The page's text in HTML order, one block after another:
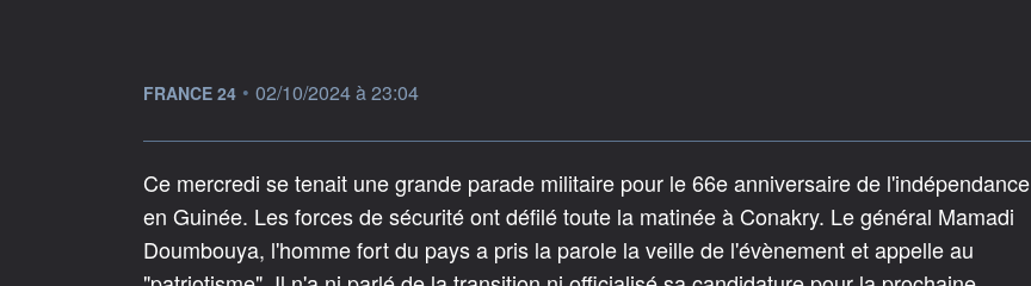
information fournie par
FRANCE 24 • 02/10/2024 à 23:04
Ce mercredi se tenait une grande parade militaire pour le 66e anniversaire de l'indépendance
en Guinée. Les forces de sécurité ont défilé toute la matinée à Conakry. Le général Mamadi
Doumbouya, l'homme fort du pays a pris la parole la veille de l'évènement et appelle au